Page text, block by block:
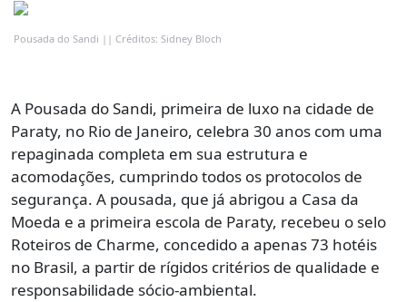
Pousada do Sandi || Créditos: Sidney Bloch
A Pousada do Sandi, primeira de luxo na cidade de
Paraty, no Rio de Janeiro, celebra 30 anos com uma
repaginada completa em sua estrutura e
acomodações, cumprindo todos os protocolos de
segurança. A pousada, que já abrigou a Casa da
Moeda e a primeira escola de Paraty, recebeu o selo
Roteiros de Charme, concedido a apenas 73 hotéis
no Brasil, a partir de rígidos critérios de qualidade e
responsabilidade sócio-ambiental.